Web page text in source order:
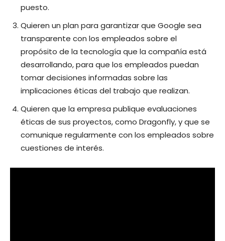
puesto.
Quieren un plan para garantizar que Google sea
transparente con los empleados sobre el
propósito de la tecnología que la compañía está
desarrollando, para que los empleados puedan
tomar decisiones informadas sobre las
implicaciones éticas del trabajo que realizan.
Quieren que la empresa publique evaluaciones
éticas de sus proyectos, como Dragonfly, y que se
comunique regularmente con los empleados sobre
cuestiones de interés.